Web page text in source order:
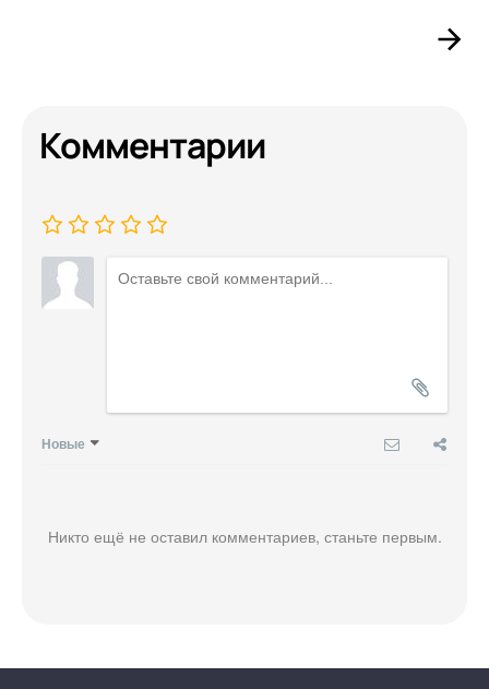
Комментарии
Новые
Никто ещё не оставил комментариев, станьте первым.